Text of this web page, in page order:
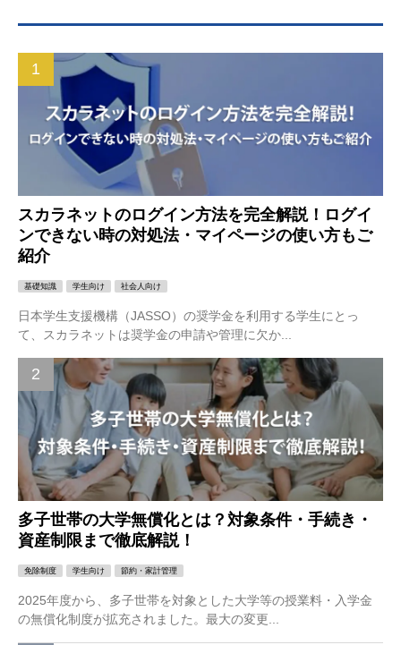
スカラネットのログイン方法を完全解説！ログイ
ンできない時の対処法・マイページの使い方もご
紹介
基礎知識 学生向け 社会人向け
日本学生支援機構（JASSO）の奨学金を利用する学生にとっ
て、スカラネットは奨学金の申請や管理に欠か...
多子世帯の大学無償化とは？対象条件・手続き・
資産制限まで徹底解説！
免除制度 学生向け 節約・家計管理
2025年度から、多子世帯を対象とした大学等の授業料・入学金
の無償化制度が拡充されました。最大の変更...